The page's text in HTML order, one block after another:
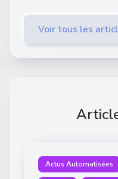
Voir tous les
Actus Automatisées